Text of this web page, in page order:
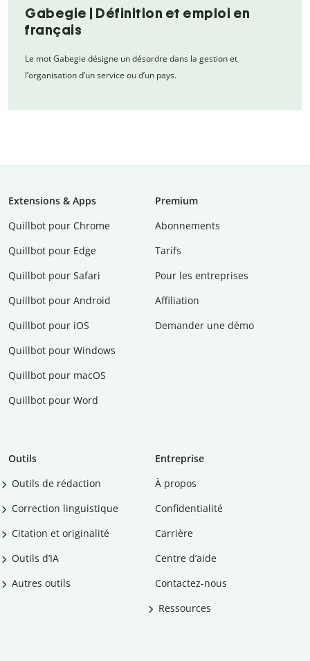
Gabegie | Définition et emploi en
français
Le mot Gabegie désigne un désordre dans la gestion et
l’organisation d’un service ou d’un pays.
Extensions & Apps
Quillbot pour Chrome
Quillbot pour Edge
Quillbot pour Safari
Quillbot pour Android
Quillbot pour iOS
Quillbot pour Windows
Quillbot pour macOS
Quillbot pour Word
Premium
Abonnements
Tarifs
Pour les entreprises
Affiliation
Demander une démo
Outils
Outils de rédaction
Correction linguistique
Citation et originalité
Outils d’IA
Autres outils
Entreprise
À propos
Confidentialité
Carrière
Centre d’aide
Contactez-nous
Ressources